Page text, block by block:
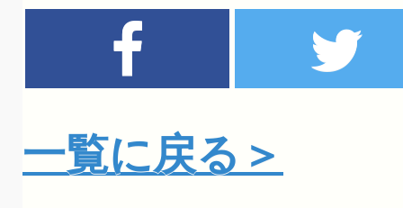
一覧に戻る＞